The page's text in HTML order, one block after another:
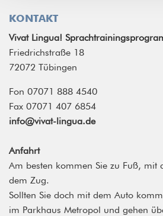
KONTAKT
Vivat Lingua!
Friedrichstraße 18
72072 Tübingen
Fon 07071 888 4540
Fax 07071 407 6854
info@vivat-lingua.de
Anfahrt
Am besten kommen Sie zu Fuß, mit
dem Zug.
Sollten Sie doch mit dem Auto
im Parkhaus Metropol und gehen